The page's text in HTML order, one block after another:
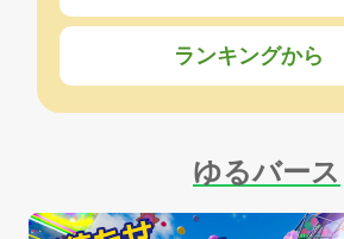
ランキングから
ゆるバース